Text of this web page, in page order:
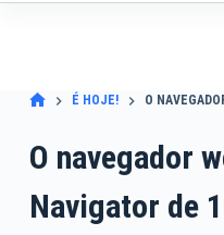
É HOJE! O
O navegador
Navigator de